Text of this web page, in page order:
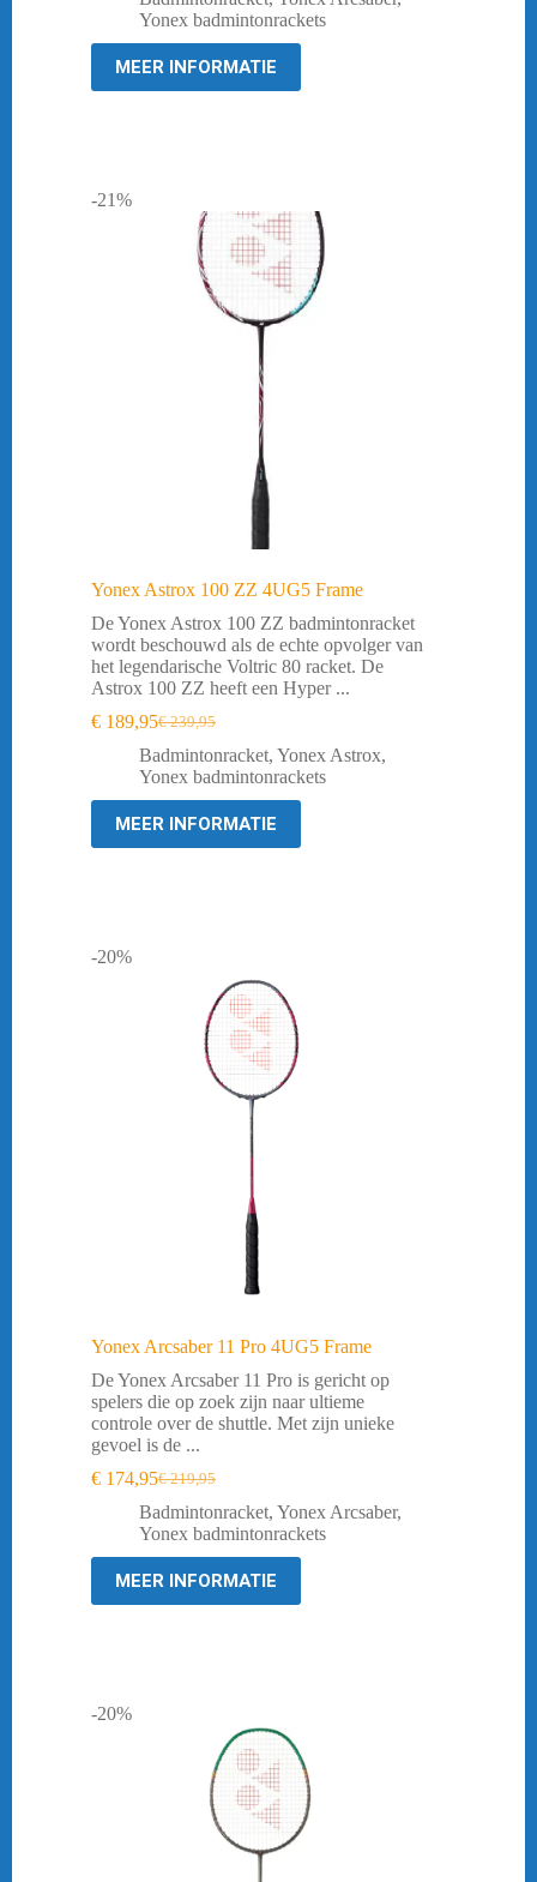
was:
€ 209,95.
is:
€ 169,95.
Yonex badmintonrackets
MEER INFORMATIE
-21%
Yonex Astrox 100 ZZ 4UG5 Frame
De Yonex Astrox 100 ZZ badmintonracket
wordt beschouwd als de echte opvolger van
het legendarische Voltric 80 racket. De
Astrox 100 ZZ heeft een Hyper ...
€239,95
Oorspronkelijke
prijs
was:
€ 239,95.
€ 189,95Huidige
prijs
is:
€ 189,95.
Badmintonracket, Yonex Astrox,
Yonex badmintonrackets
MEER INFORMATIE
-20%
Yonex Arcsaber 11 Pro 4UG5 Frame
De Yonex Arcsaber 11 Pro is gericht op
spelers die op zoek zijn naar ultieme
controle over de shuttle. Met zijn unieke
gevoel is de ...
€219,95
Oorspronkelijke
prijs
was:
€ 219,95.
€ 174,95Huidige
prijs
is:
€ 174,95.
Badmintonracket, Yonex Arcsaber,
Yonex badmintonrackets
MEER INFORMATIE
-20%